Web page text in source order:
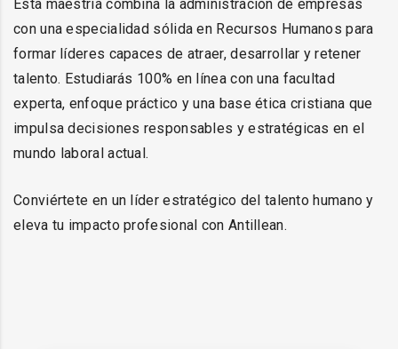
Esta maestría combina la administración de empresas
con una especialidad sólida en Recursos Humanos para
formar líderes capaces de atraer, desarrollar y retener
talento. Estudiarás 100% en línea con una facultad
experta, enfoque práctico y una base ética cristiana que
impulsa decisiones responsables y estratégicas en el
mundo laboral actual.
Conviértete en un líder estratégico del talento humano y
eleva tu impacto profesional con Antillean.